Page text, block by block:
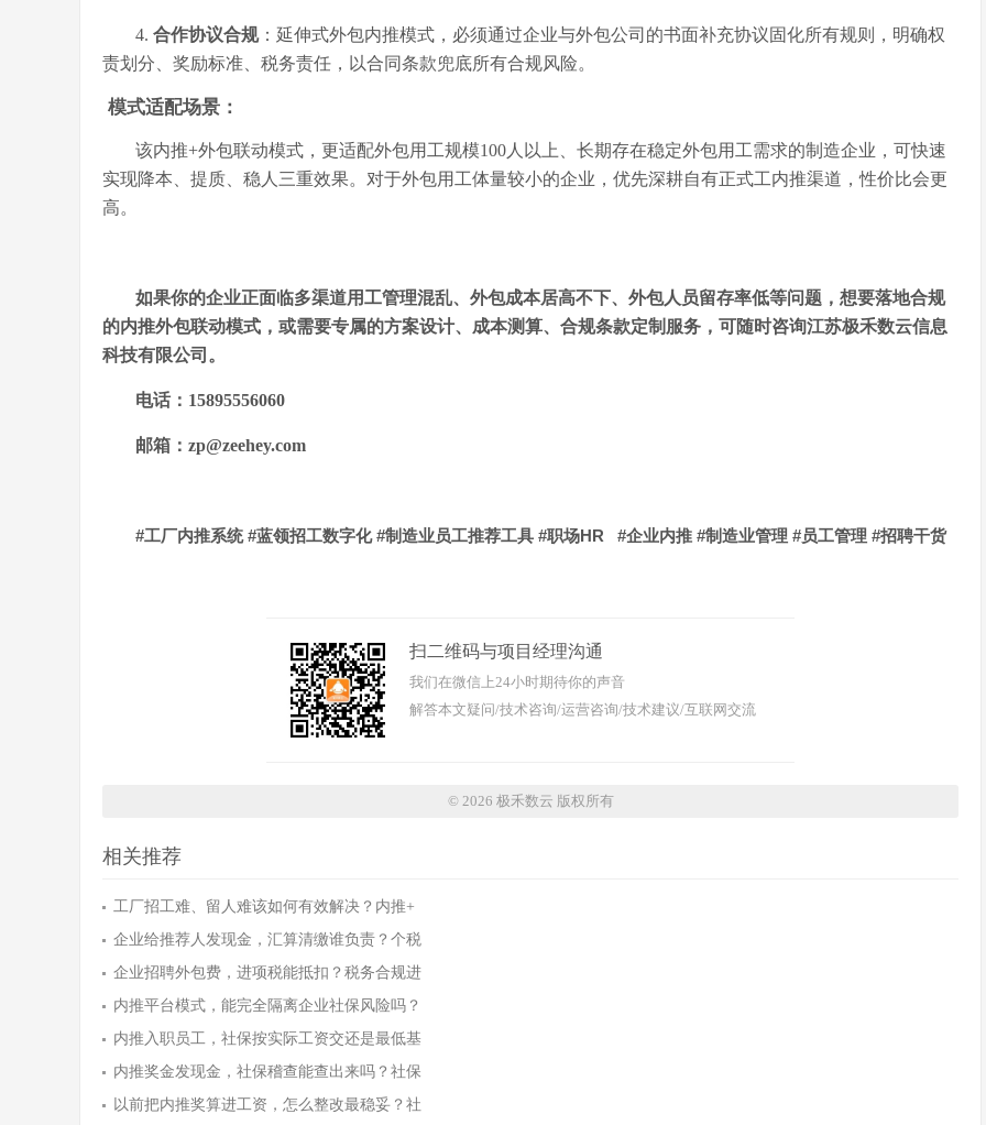
4. 合作协议合规：延伸式外包内推模式，必须通过企业与外包公司的书面补充协议固化所有规则，明确权
责划分、奖励标准、税务责任，以合同条款兜底所有合规风险。
模式适配场景 ：
该内推+外包联动模式，更适配外包用工规模100人以上、长期存在稳定外包用工需求的制造企业，可快速
实现降本、提质、稳人三重效果。对于外包用工体量较小的企业，优先深耕自有正式工内推渠道，性价比会更
高。
如果你的企业正面临多渠道用工管理混乱、外包成本居高不下、外包人员留存率低等问题，想要落地合规
的内推外包联动模式，或需要专属的方案设计、成本测算、合规条款定制服务，可随时咨询江苏极禾数云信息
科技有限公司。
电话： 15895556060
邮箱： zp@zeehey.com
#工厂内推系统#蓝领招工数字化#制造业员工推荐工具 #职场HR #企业内推 #制造业管理 #员工管理 #招聘干货
扫二维码与项目经理沟通
我们在微信上24小时期待你的声音
解答本文疑问/技术咨询/运营咨询/技术建议/互联网交流
© 2026 极禾数云 版权所有
相关推荐
工厂招工难、留人难该如何有效解决？内推+
企业给推荐人发现金，汇算清缴谁负责？个税
企业招聘外包费，进项税能抵扣？税务合规进
内推平台模式，能完全隔离企业社保风险吗？
内推入职员工，社保按实际工资交还是最低基
内推奖金发现金，社保稽查能查出来吗？社保
以前把内推奖算进工资，怎么整改最稳妥？社